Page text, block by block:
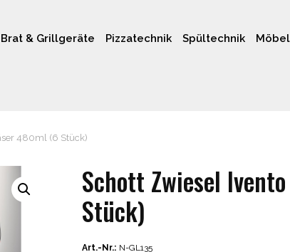
Brat & Grillgeräte Pizzatechnik Spültechnik Möbel
480ml (6 Stück)
Schott Zwiesel
Stück)
Art.-Nr.: N-GL135